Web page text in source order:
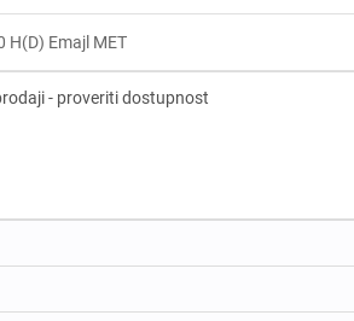
H(D) Emajl MET